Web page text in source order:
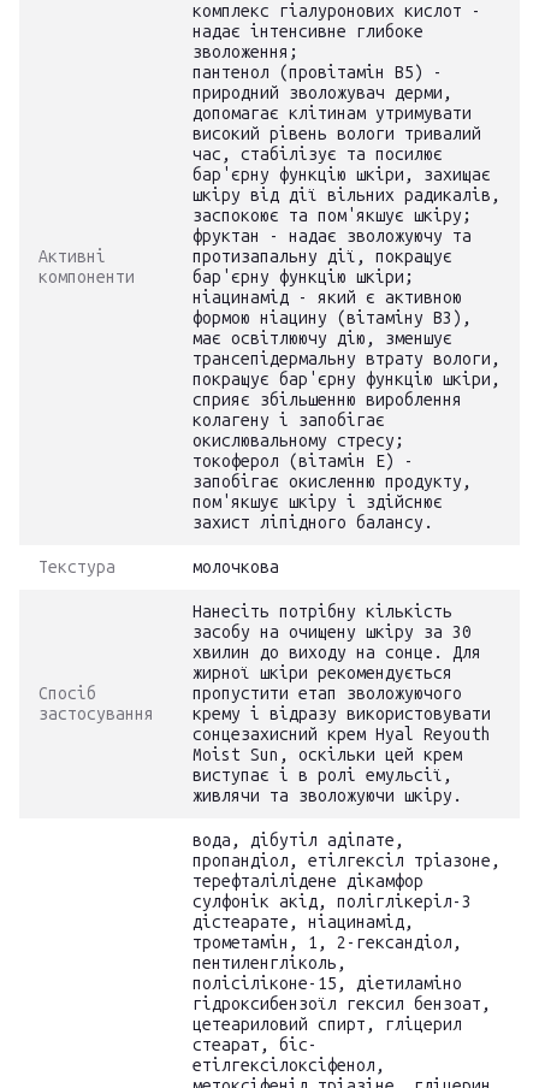
Активні
компоненти
комплекс гіалуронових кислот -
надає інтенсивне глибоке
зволоження;
пантенол (провітамін B5) -
природний зволожувач дерми,
допомагає клітинам утримувати
високий рівень вологи тривалий
час, стабілізує та посилює
бар'єрну функцію шкіри, захищає
шкіру від дії вільних радикалів,
заспокоює та пом'якшує шкіру;
фруктан - надає зволожуючу та
протизапальну дії, покращує
бар'єрну функцію шкіри;
ніацинамід - який є активною
формою ніацину (вітаміну В3),
має освітлюючу дію, зменшує
трансепідермальну втрату вологи,
покращує бар'єрну функцію шкіри,
сприяє збільшенню вироблення
колагену і запобігає
окислювальному стресу;
токоферол (вітамін Е) -
запобігає окисленню продукту,
пом'якшує шкіру і здійснює
захист ліпідного балансу.
Текстура молочкова
Спосіб
застосування
Нанесіть потрібну кількість
засобу на очищену шкіру за 30
хвилин до виходу на сонце. Для
жирної шкіри рекомендується
пропустити етап зволожуючого
крему і відразу використовувати
сонцезахисний крем Hyal Reyouth
Moist Sun, оскільки цей крем
виступає і в ролі емульсії,
живлячи та зволожуючи шкіру.
вода, дібутіл адіпате,
пропандіол, етілгексіл тріазоне,
терефталілідене дікамфор
сулфонік акід, поліглікеріл-3
дістеарате, ніацинамід,
трометамін, 1, 2-гександіол,
пентиленгліколь,
полісіліконе-15, діетиламіно
гідроксибензоїл гексил бензоат,
цетеариловий спирт, гліцерил
стеарат, біс-
етілгексілоксіфенол,